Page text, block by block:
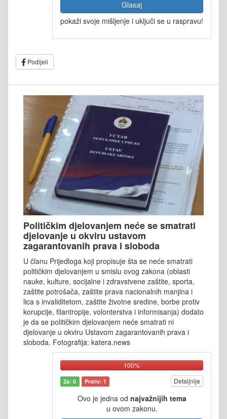
Glasaj
pokaži svoje mišljenje i uključi se u raspravu!
Podijeli
Političkim djelovanjem neće se smatrati
djelovanje u okviru ustavom
zagarantovanih prava i sloboda
U članu Prijedloga koji propisuje šta se neće smatrati
političkim djelovanjem u smislu ovog zakona (oblasti
nauke, kulture, socijalne i zdravstvene zaštite, sporta,
zaštite potrošača, zaštite prava nacionalnih manjina i
lica s invaliditetom, zaštite životne sredine, borbe protiv
korupcije, filantropije, volonterstva i informisanja) dodato
je da se političkim djelovanjem neće smatrati ni
djelovanje u okviru Ustavom zagarantovanih prava i
sloboda. Fotografija: katera.news
100%
Za: 0 Protiv: 1 Detaljnije
Ovo je jedna od najvažnijih tema
u ovom zakonu.